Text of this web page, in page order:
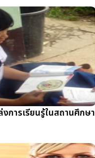
การเรียนรู้ในสถานศึกษา